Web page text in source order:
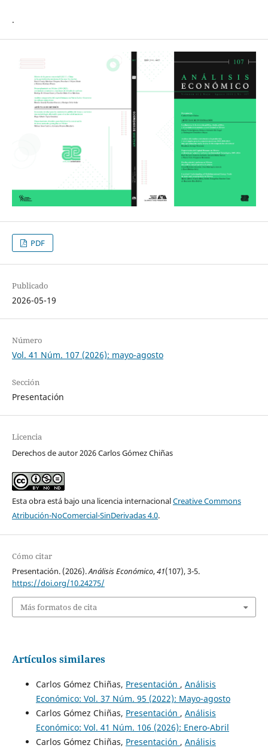
.
PDF
Publicado
2026-05-19
Número
Vol. 41 Núm. 107 (2026): mayo-agosto
Sección
Presentación
Licencia
Derechos de autor 2026 Carlos Gómez Chiñas
Esta obra está bajo una licencia internacionalCreative Commons
Atribución-NoComercial-SinDerivadas 4.0.
Cómo citar
Presentación. (2026).Análisis Económico,41(107), 3-5.
https://doi.org/10.24275/
Más formatos de cita
Artículos similares
Carlos Gómez Chiñas, Presentación , Análisis
Económico: Vol. 37 Núm. 95 (2022): Mayo-agosto
Carlos Gómez Chiñas, Presentación , Análisis
Económico: Vol. 41 Núm. 106 (2026): Enero-Abril
Carlos Gómez Chiñas, Presentación , Análisis